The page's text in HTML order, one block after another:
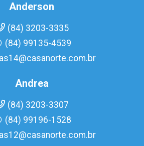
Anderson
(84) 3203-3335
(84) 99135-4539
Andrea
(84) 3203-3307
(84) 99196-1528